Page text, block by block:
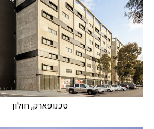
טכנופארק, חולון